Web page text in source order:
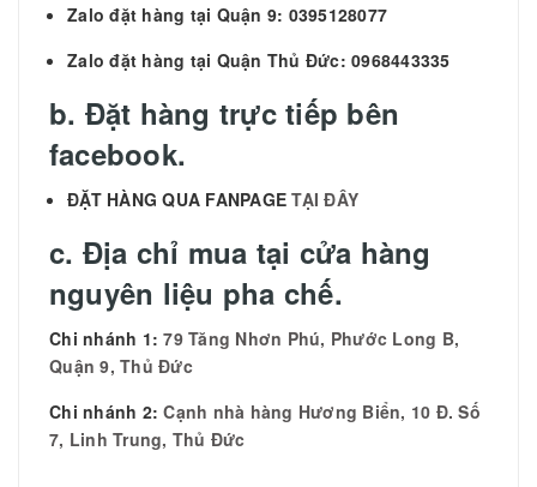
Zalo đặt hàng tại Quận 9: 0395128077
Zalo đặt hàng tại Quận Thủ Đức: 0968443335
b. Đặt hàng trực tiếp bên
facebook.
ĐẶT HÀNG QUA FANPAGETẠI ĐÂY
c. Địa chỉ mua tại cửa hàng
nguyên liệu pha chế.
Chi nhánh 1:79 Tăng Nhơn Phú, Phước Long B,
Quận 9, Thủ Đức
Chi nhánh 2:Cạnh nhà hàng Hương Biển, 10 Đ. Số
7, Linh Trung, Thủ Đức